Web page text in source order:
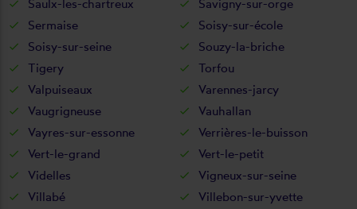
Saulx-les-chartreux
Savigny-sur-orge
Sermaise
Soisy-sur-école
Soisy-sur-seine
Souzy-la-briche
Tigery
Torfou
Valpuiseaux
Varennes-jarcy
Vaugrigneuse
Vauhallan
Vayres-sur-essonne
Verrières-le-buisson
Vert-le-grand
Vert-le-petit
Videlles
Vigneux-sur-seine
Villabé
Villebon-sur-yvette